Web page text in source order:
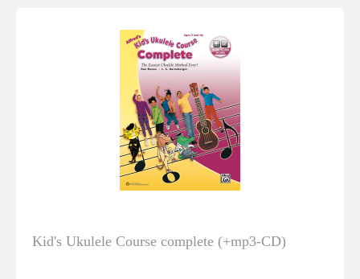
Kid's Ukulele Course complete (+mp3-CD)